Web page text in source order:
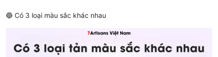
🔵 Có 3 loại màu sắc khác nhau